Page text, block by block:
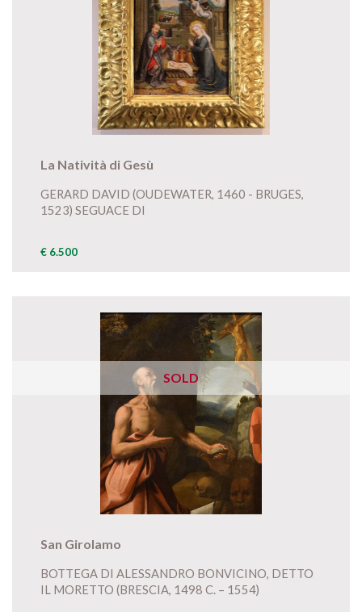
La Natività di Gesù
GERARD DAVID (OUDEWATER, 1460 - BRUGES,
1523) SEGUACE DI
€ 6.500
SOLD
San Girolamo
BOTTEGA DI ALESSANDRO BONVICINO, DETTO
IL MORETTO (BRESCIA, 1498 C. – 1554)